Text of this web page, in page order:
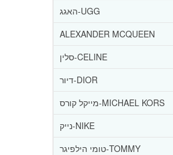
האגג-UGG
ALEXANDER MCQUEEN
סלין-CELINE
דיור-DIOR
מייקל קורס-MICHAEL KORS
נייק-NIKE
טומי הילפיגר-TOMMY